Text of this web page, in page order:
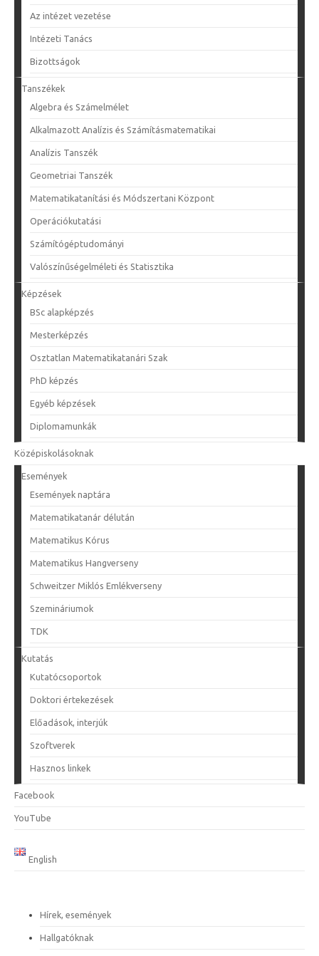
Az intézet vezetése
Intézeti Tanács
Bizottságok
Tanszékek
Algebra és Számelmélet
Alkalmazott Analízis és Számításmatematikai
Analízis Tanszék
Geometriai Tanszék
Matematikatanítási és Módszertani Központ
Operációkutatási
Számítógéptudományi
Valószínűségelméleti és Statisztika
Képzések
BSc alapképzés
Mesterképzés
Osztatlan Matematikatanári Szak
PhD képzés
Egyéb képzések
Diplomamunkák
Középiskolásoknak
Események
Események naptára
Matematikatanár délután
Matematikus Kórus
Matematikus Hangverseny
Schweitzer Miklós Emlékverseny
Szemináriumok
TDK
Kutatás
Kutatócsoportok
Doktori értekezések
Előadások, interjúk
Szoftverek
Hasznos linkek
Facebook
YouTube
English
Hírek, események
Hallgatóknak